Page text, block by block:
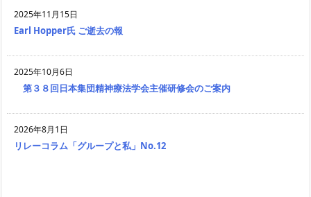
2025年11月15日
Earl Hopper氏 ご逝去の報
2025年10月6日
第３８回日本集団精神療法学会主催研修会のご案内
2026年8月1日
リレーコラム「グループと私」No.12